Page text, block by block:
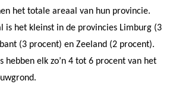
het totale areaal van hun provincie.
is het kleinst in de provincies Limburg (3
(3 procent) en Zeeland (2 procent).
hebben elk zo’n 4 tot 6 procent van het